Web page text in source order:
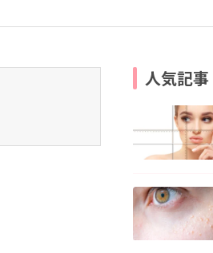
人気記事